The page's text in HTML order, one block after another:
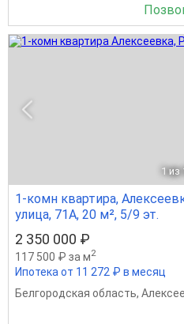
1 из
1-комн квартира,
улица, 71А, 20 м², 5/9 эт.
2 350 000 ₽
117 500 ₽ за м2
Ипотека от 11 272 ₽ в месяц
Белгородская область,